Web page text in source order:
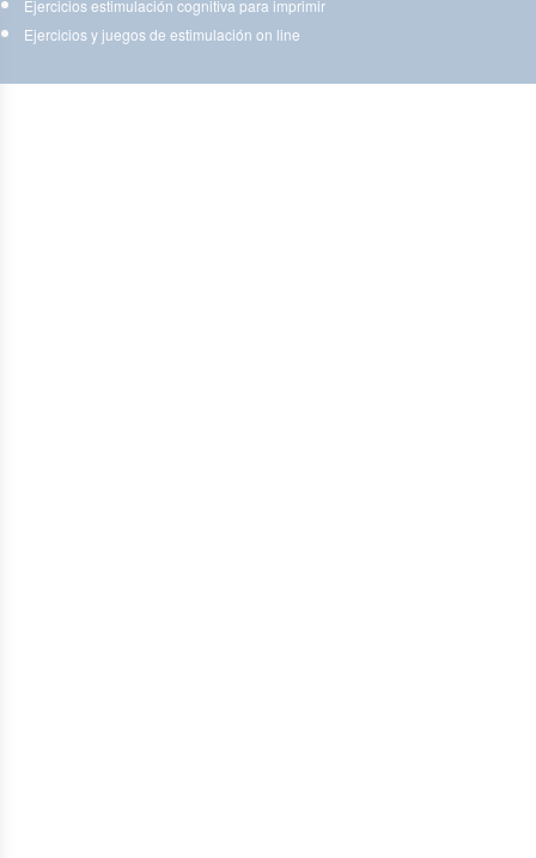
Ejercicios estimulación cognitiva para imprimir
Ejercicios y juegos de estimulación on line